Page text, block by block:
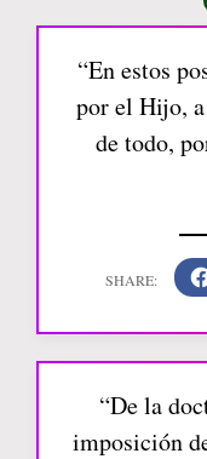
“En estos
por el Hijo,
de todo,
“De la
imposición